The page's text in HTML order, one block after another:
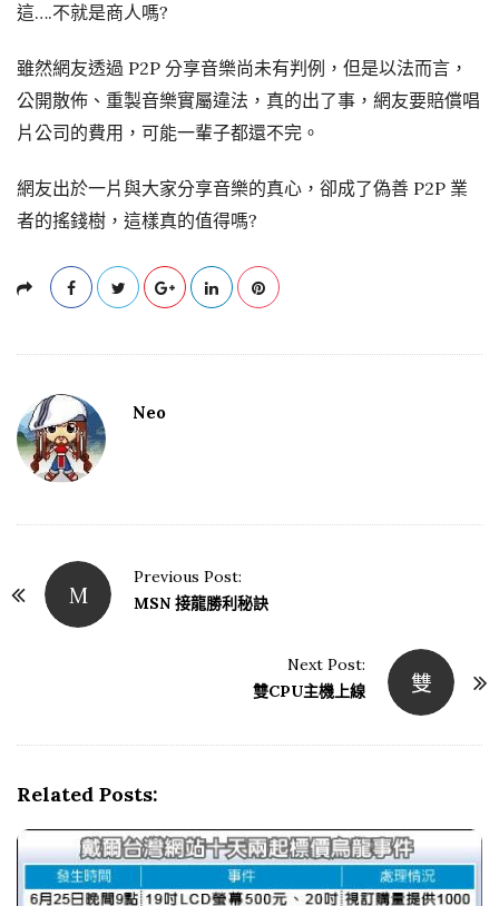
這….不就是商人嗎?
雖然網友透過 P2P 分享音樂尚未有判例，但是以法而言，
公開散佈、重製音樂實屬違法，真的出了事，網友要賠償唱
片公司的費用，可能一輩子都還不完。
網友出於一片與大家分享音樂的真心，卻成了偽善 P2P 業
者的搖錢樹，這樣真的值得嗎?
Neo
P
M
Previous Post:
MSN 接龍勝利秘訣
雙
Next Post:
雙CPU主機上線
Related Posts: